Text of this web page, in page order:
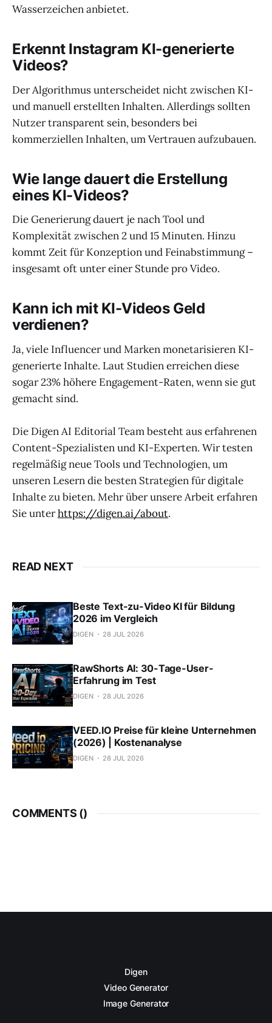
Wasserzeichen anbietet.
Erkennt Instagram KI-generierte
Videos?
Der Algorithmus unterscheidet nicht zwischen KI-
und manuell erstellten Inhalten. Allerdings sollten
Nutzer transparent sein, besonders bei
kommerziellen Inhalten, um Vertrauen aufzubauen.
Wie lange dauert die Erstellung
eines KI-Videos?
Die Generierung dauert je nach Tool und
Komplexität zwischen 2 und 15 Minuten. Hinzu
kommt Zeit für Konzeption und Feinabstimmung –
insgesamt oft unter einer Stunde pro Video.
Kann ich mit KI-Videos Geld
verdienen?
Ja, viele Influencer und Marken monetarisieren KI-
generierte Inhalte. Laut Studien erreichen diese
sogar 23% höhere Engagement-Raten, wenn sie gut
gemacht sind.
Die Digen AI Editorial Team besteht aus erfahrenen
Content-Spezialisten und KI-Experten. Wir testen
regelmäßig neue Tools und Technologien, um
unseren Lesern die besten Strategien für digitale
Inhalte zu bieten. Mehr über unsere Arbeit erfahren
Sie unterhttps://digen.ai/about.
READ NEXT
Beste Text-zu-Video KI für Bildung
2026 im Vergleich
DIGEN 28 JUL 2026
RawShorts AI: 30-Tage-User-
Erfahrung im Test
DIGEN 28 JUL 2026
VEED.IO Preise für kleine Unternehmen
(2026) | Kostenanalyse
DIGEN 28 JUL 2026
COMMENTS ()
Digen
Video Generator
Image Generator